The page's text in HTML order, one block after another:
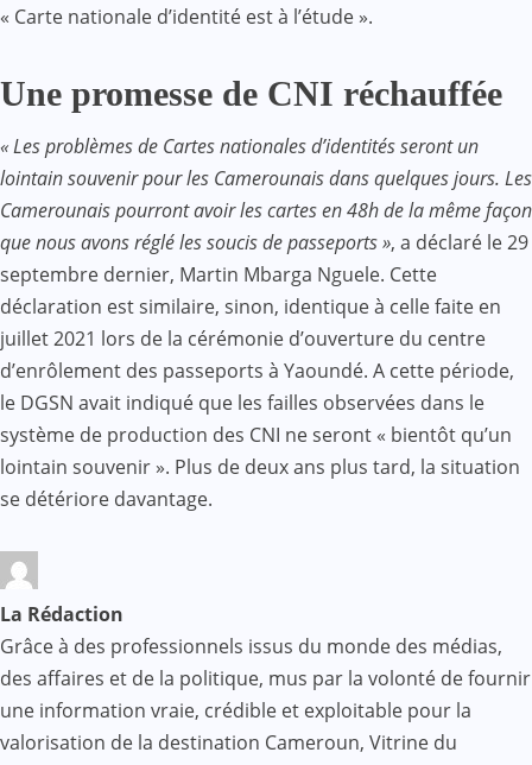
« Carte nationale d’identité est à l’étude ».
Une promesse de CNI réchauffée
« Les problèmes de Cartes nationales d’identités seront un
lointain souvenir pour les Camerounais dans quelques jours. Les
Camerounais pourront avoir les cartes en 48h de la même façon
que nous avons réglé les soucis de passeports », a déclaré le 29
septembre dernier, Martin Mbarga Nguele. Cette
déclaration est similaire, sinon, identique à celle faite en
juillet 2021 lors de la cérémonie d’ouverture du centre
d’enrôlement des passeports à Yaoundé. A cette période,
le DGSN avait indiqué que les failles observées dans le
système de production des CNI ne seront « bientôt qu’un
lointain souvenir ». Plus de deux ans plus tard, la situation
se détériore davantage.
La Rédaction
Grâce à des professionnels issus du monde des médias,
des affaires et de la politique, mus par la volonté de fournir
une information vraie, crédible et exploitable pour la
valorisation de la destination Cameroun, Vitrine du